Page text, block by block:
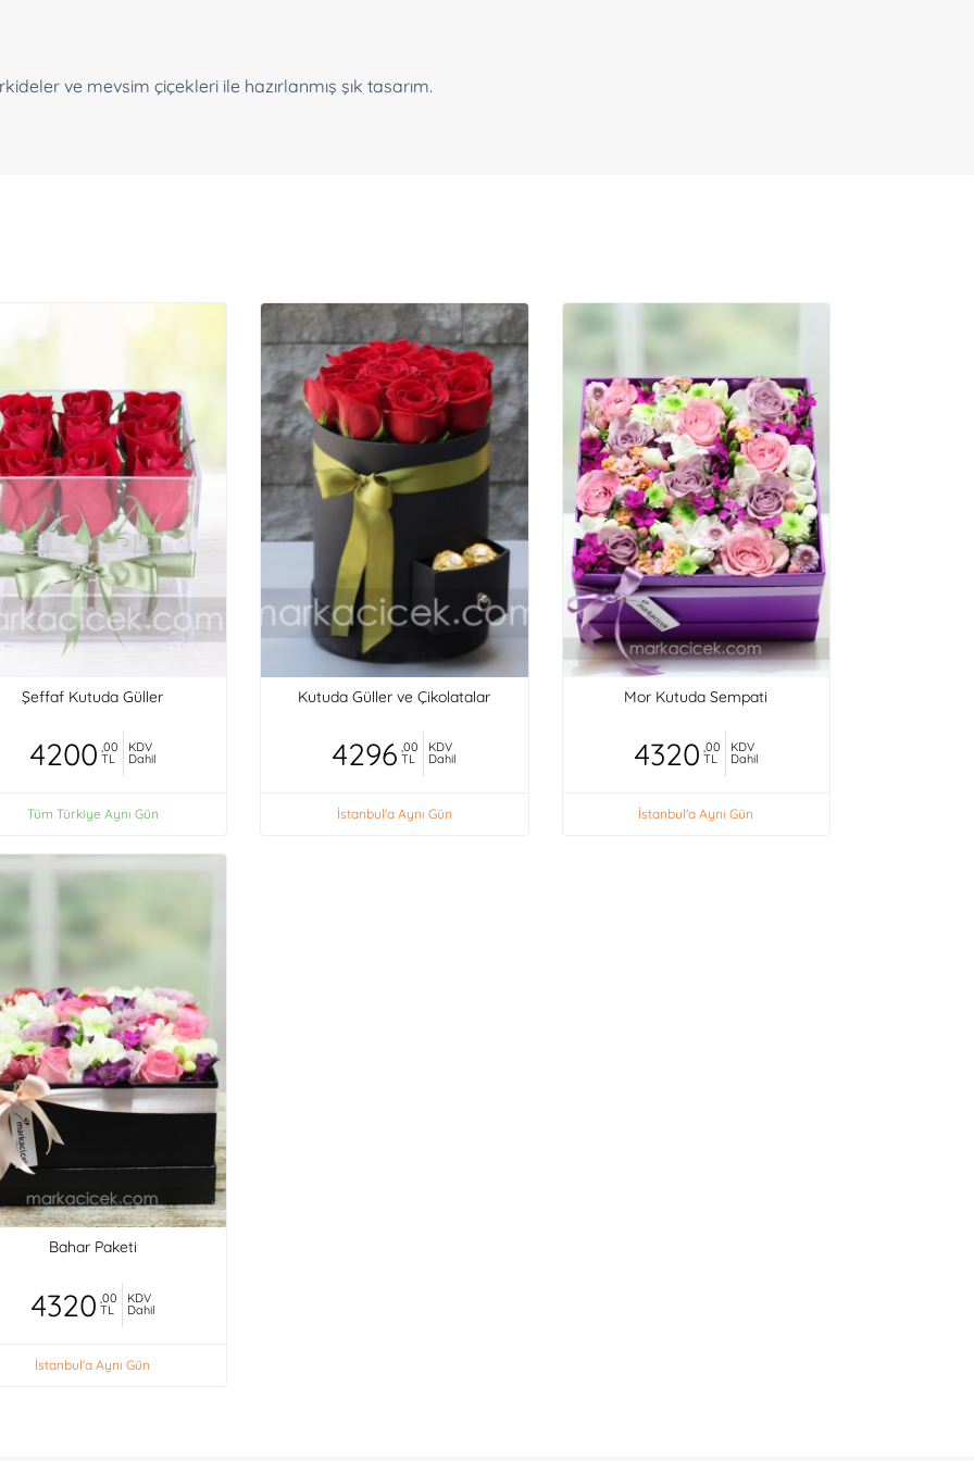
ve mevsim çiçekleri ile hazırlanmış şık tasarım.
Şeffaf Kutuda Güller
4200 ,00
TL
KDV
Dahil
Tüm Türkiye Aynı Gün
Kutuda Güller ve Çikolatalar
4296 ,00
TL
KDV
Dahil
İstanbul'a Aynı Gün
Mor Kutuda Sempati
4320 ,00
TL
KDV
Dahil
İstanbul'a Aynı Gün
Bahar Paketi
4320 ,00
TL
KDV
Dahil
İstanbul'a Aynı Gün